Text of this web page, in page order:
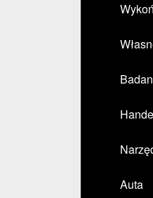
Auta